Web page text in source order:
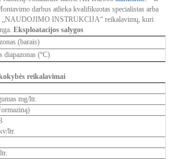
darbus atlieka kvalifikuotas specialistas arba
„NAUDOJIMO INSTRUKCIJA“ reikalavimų, kuri
Eksploatacijos salygos
(barais)
diapazonas (ºC)
reikalavimai
mg/ltr.